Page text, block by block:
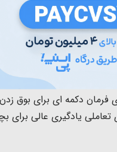
با کمک این فرمان
حرکتی و تمرکز را
تعاملی یادگیری عالی